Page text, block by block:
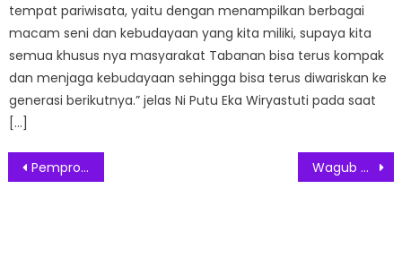
tempat pariwisata, yaitu dengan menampilkan berbagai
macam seni dan kebudayaan yang kita miliki, supaya kita
semua khusus nya masyarakat Tabanan bisa terus kompak
dan menjaga kebudayaan sehingga bisa terus diwariskan ke
generasi berikutnya.” jelas Ni Putu Eka Wiryastuti pada saat
[…]
Post
Pemprov DKI Menolak Pengajuan STRP Jika Perusahaan Tidak Memiliki NIB Wagub Riza: DKI Jakarta Siap Jika PPKM Diperpanjang